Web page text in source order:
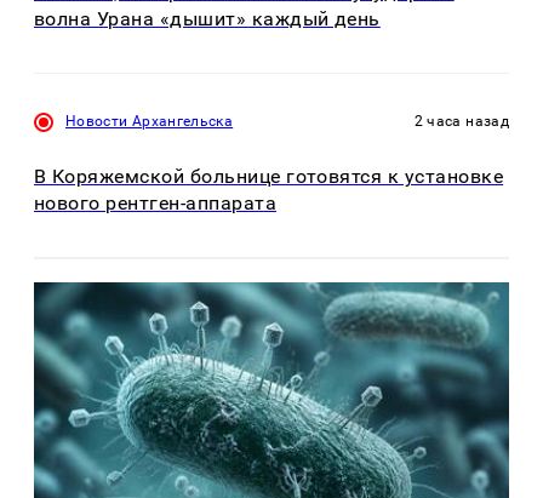
волна Урана «дышит» каждый день
Новости Архангельска 2 часа назад
В Коряжемской больнице готовятся к установке
нового рентген-аппарата